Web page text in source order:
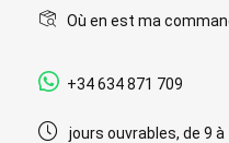
Où en est ma
+34 634 871 709
jours ouvrables, de 9 à